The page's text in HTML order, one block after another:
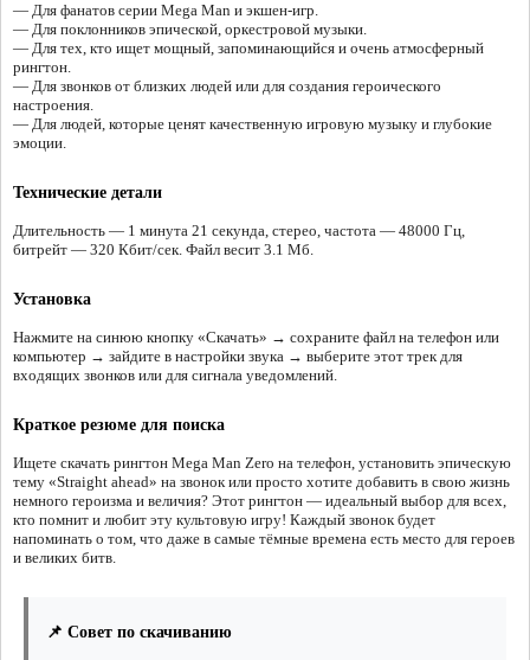
— Для фанатов серии Mega Man и экшен-игр.
— Для поклонников эпической, оркестровой музыки.
— Для тех, кто ищет мощный, запоминающийся и очень атмосферный
рингтон.
— Для звонков от близких людей или для создания героического
настроения.
— Для людей, которые ценят качественную игровую музыку и глубокие
эмоции.
Технические детали
Длительность — 1 минута 21 секунда, стерео, частота — 48000 Гц,
битрейт — 320 Кбит/сек. Файл весит 3.1 Мб.
Установка
Нажмите на синюю кнопку «Скачать» → сохраните файл на телефон или
компьютер → зайдите в настройки звука → выберите этот трек для
входящих звонков или для сигнала уведомлений.
Краткое резюме для поиска
Ищете скачать рингтон Mega Man Zero на телефон, установить эпическую
тему «Straight ahead» на звонок или просто хотите добавить в свою жизнь
немного героизма и величия? Этот рингтон — идеальный выбор для всех,
кто помнит и любит эту культовую игру! Каждый звонок будет
напоминать о том, что даже в самые тёмные времена есть место для героев
и великих битв.
📌 Совет по скачиванию